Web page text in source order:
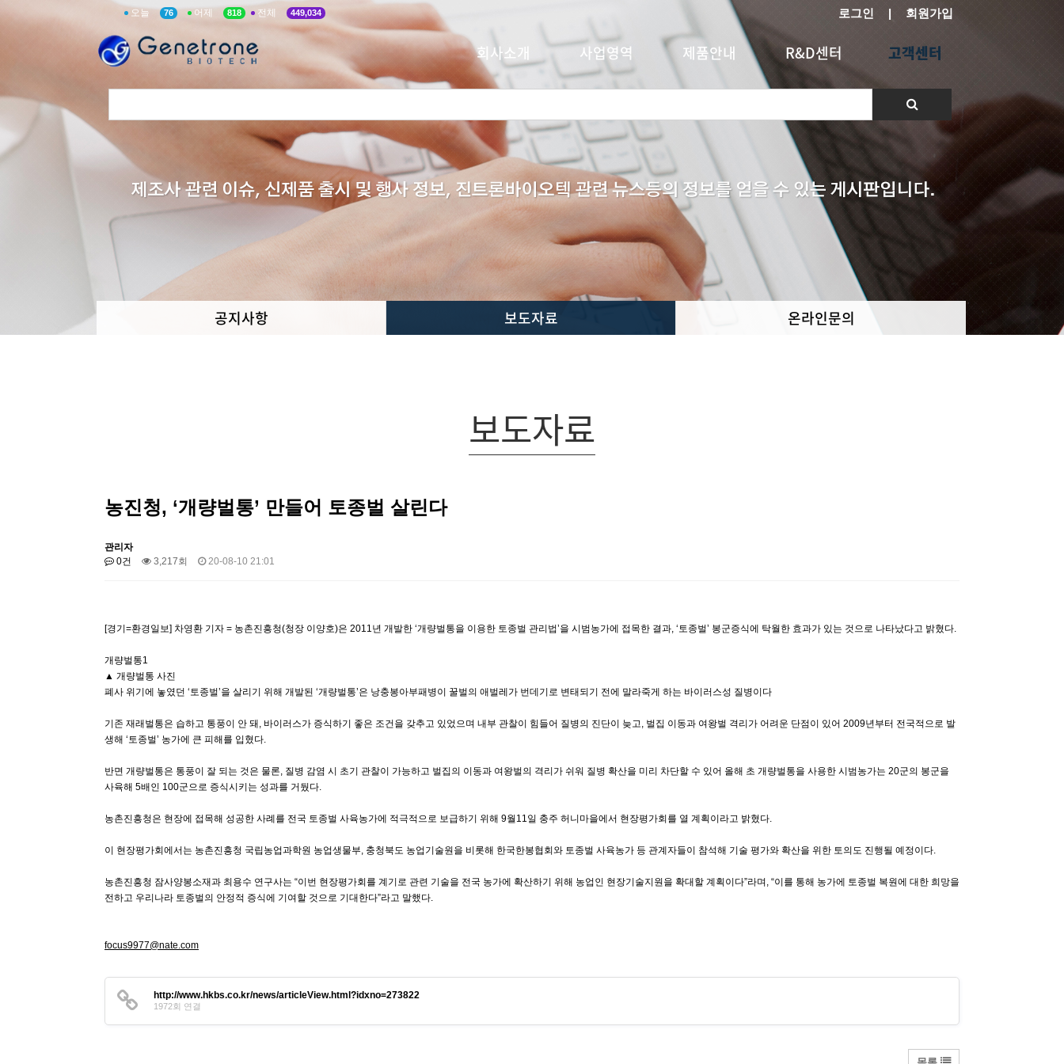
오늘 76 어제 818 전체 449,034 로그인 | 회원가입
회사소개 사업영역 제품안내 R&D센터 고객센터
공지사항 보도자료 온라인문의
보도자료
농진청, ‘개량벌통’ 만들어 토종벌 살린다
관리자
0건
3,217회 20-08-10 21:01
[경기=환경일보] 차영환 기자 = 농촌진흥청(청장 이양호)은 2011년 개발한 ‘개량벌통을 이용한 토종벌 관리법’을 시범농가에 접목한 결과, ‘토종벌’ 봉군증식에 탁월한 효과가 있는 것으로 나타났다고 밝혔다.
개량벌통1
▲ 개량벌통 사진
폐사 위기에 놓였던 ‘토종벌’을 살리기 위해 개발된 ‘개량벌통’은 낭충봉아부패병이 꿀벌의 애벌레가 번데기로 변태되기 전에 말라죽게 하는 바이러스성 질병이다
기존 재래벌통은 습하고 통풍이 안 돼, 바이러스가 증식하기 좋은 조건을 갖추고 있었으며 내부 관찰이 힘들어 질병의 진단이 늦고, 벌집 이동과 여왕벌 격리가 어려운 단점이 있어 2009년부터 전국적으로 발
생해 ‘토종벌’ 농가에 큰 피해를 입혔다.
반면 개량벌통은 통풍이 잘 되는 것은 물론, 질병 감염 시 초기 관찰이 가능하고 벌집의 이동과 여왕벌의 격리가 쉬워 질병 확산을 미리 차단할 수 있어 올해 초 개량벌통을 사용한 시범농가는 20군의 봉군을
사육해 5배인 100군으로 증식시키는 성과를 거뒀다.
농촌진흥청은 현장에 접목해 성공한 사례를 전국 토종벌 사육농가에 적극적으로 보급하기 위해 9월11일 충주 허니마을에서 현장평가회를 열 계획이라고 밝혔다.
이 현장평가회에서는 농촌진흥청 국립농업과학원 농업생물부, 충청북도 농업기술원을 비롯해 한국한봉협회와 토종벌 사육농가 등 관계자들이 참석해 기술 평가와 확산을 위한 토의도 진행될 예정이다.
농촌진흥청 잠사양봉소재과 최용수 연구사는 “이번 현장평가회를 계기로 관련 기술을 전국 농가에 확산하기 위해 농업인 현장기술지원을 확대할 계획이다”라며, “이를 통해 농가에 토종벌 복원에 대한 희망을
전하고 우리나라 토종벌의 안정적 증식에 기여할 것으로 기대한다”라고 말했다.
focus9977@nate.com
http://www.hkbs.co.kr/news/articleView.html?idxno=273822
1972회 연결